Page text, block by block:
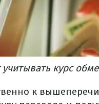
учитывать курс
к